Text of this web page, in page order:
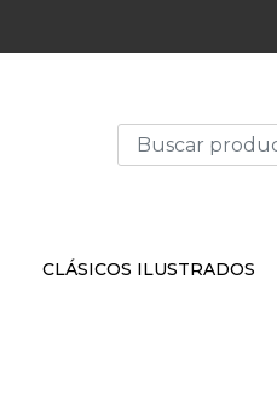
CLÁSICOS ILUSTRADOS